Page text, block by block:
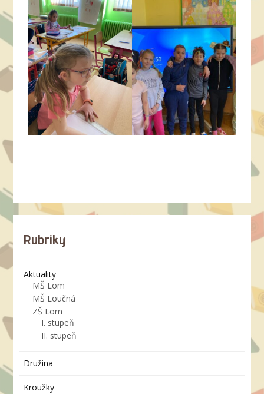
Rubriky
Aktuality
MŠ Lom
MŠ Loučná
ZŠ Lom
I. stupeň
II. stupeň
Družina
Kroužky